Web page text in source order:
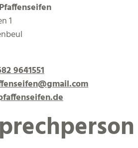
1
9641551